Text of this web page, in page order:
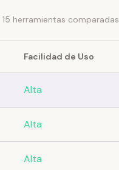
15 herramientas comparadas
Facilidad de Uso
Alta
Alta
Alta